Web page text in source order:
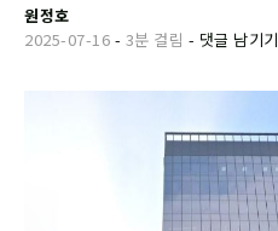
원정호
2025-07-16 - 3분 걸림 - 댓글 남기기